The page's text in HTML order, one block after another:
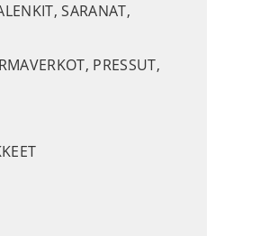
SARANAT,
PRESSUT,